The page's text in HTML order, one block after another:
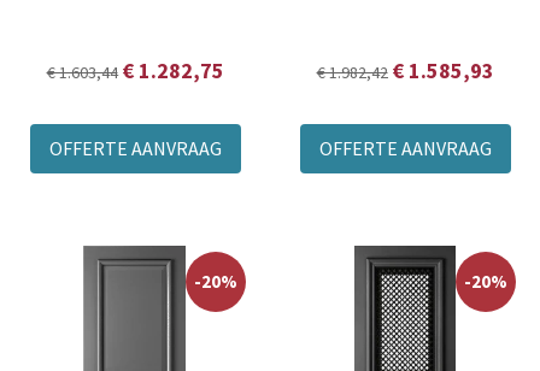
€ 1.603,44 € 1.282,75
OFFERTE AANVRAAG
€ 1.982,42 € 1.585,93
OFFERTE AANVRAAG
-20% -20%